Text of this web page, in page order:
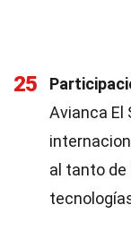
25
Avianca El
al tanto